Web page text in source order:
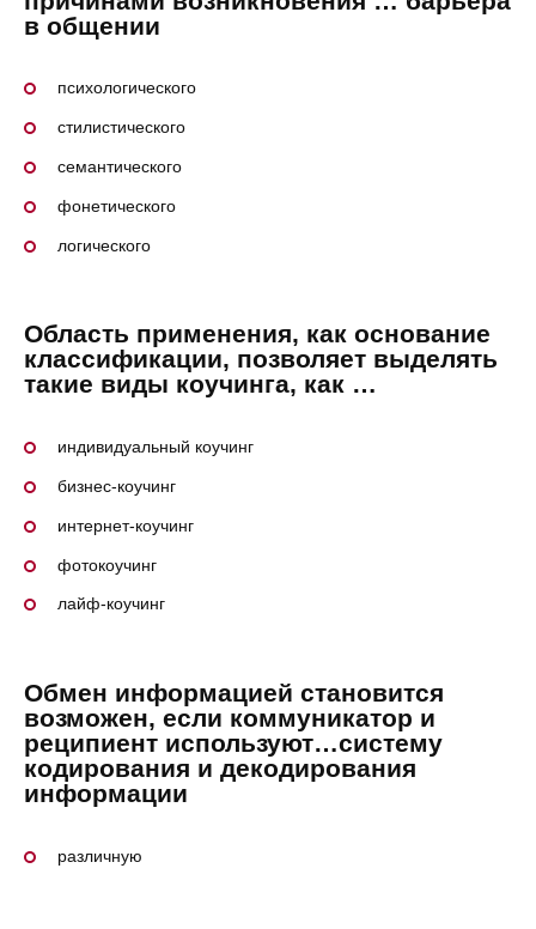
в общении
психологического
стилистического
семантического
фонетического
логического
Область применения, как основание
классификации, позволяет выделять
такие виды коучинга, как …
индивидуальный коучинг
бизнес-коучинг
интернет-коучинг
фотокоучинг
лайф-коучинг
Обмен информацией становится
возможен, если коммуникатор и
реципиент используют…систему
кодирования и декодирования
информации
различную